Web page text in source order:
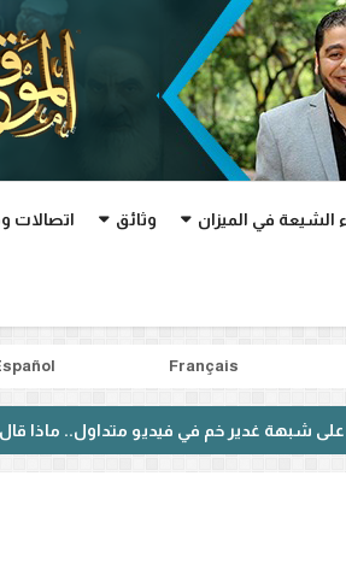
الشيعة في الميزان وثائق اتصالات
Français
خم في فيديو متداول.. ماذا قال عن